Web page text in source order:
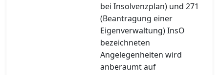
bei Insolvenzplan) und 271
(Beantragung einer
Eigenverwaltung) InsO
bezeichneten
Angelegenheiten wird
anberaumt auf